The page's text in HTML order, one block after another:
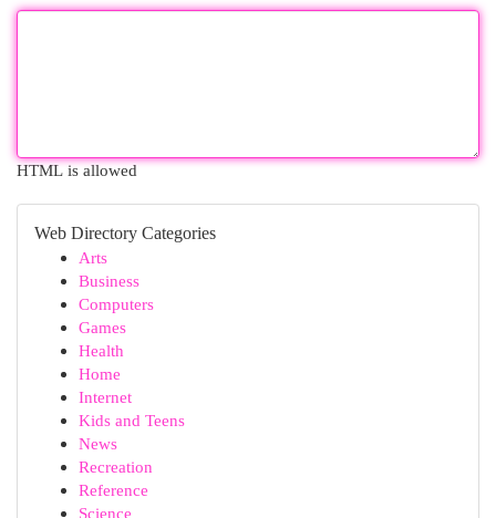
HTML is allowed
Web Directory Categories
Arts
Business
Computers
Games
Health
Home
Internet
Kids and Teens
News
Recreation
Reference
Science